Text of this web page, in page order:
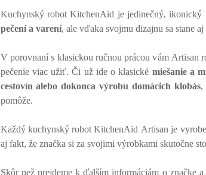
Kuchynský robot KitchenAid je jedinečný, ikonický
pečení a varení, ale vďaka svojmu dizajnu sa stane aj
V porovnaní s klasickou ručnou prácou vám Artisan
pečenie viac užiť. Či už ide o klasické miešanie a
cestovín alebo dokonca výrobu domácich klobás,
pomôže.
Každý kuchynský robot KitchenAid Artisan je
aj fakt, že značka si za svojimi výrobkami skutočne
Skôr než prejdeme k ďalším informáciám o značke